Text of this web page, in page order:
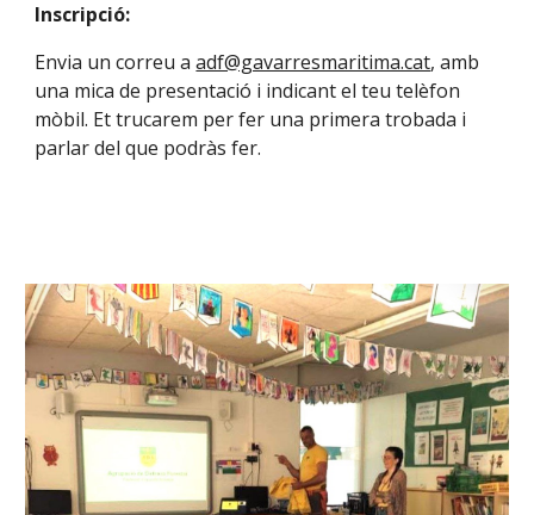
Inscripció:
Envia un correu aadf@gavarresmaritima.cat, amb
una mica de presentació i indicant el teu telèfon
mòbil. Et trucarem per fer una primera trobada i
parlar del que podràs fer.